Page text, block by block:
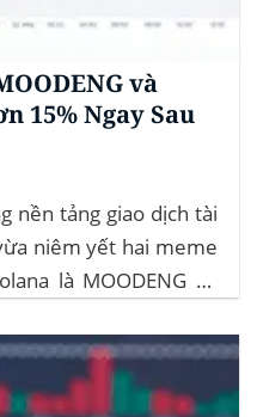
và
15% Ngay Sau
nền tảng giao dịch tài
niêm yết hai meme
là MOODENG và
mức tăng hơn...